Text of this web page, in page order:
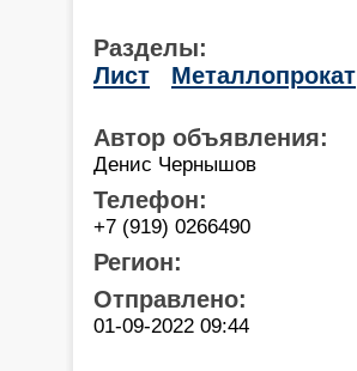
Разделы:
Лист
Металлопрокат
Автор объявления:
Денис Чернышов
Телефон:
+7 (919) 0266490
Регион:
Отправлено:
01-09-2022 09:44